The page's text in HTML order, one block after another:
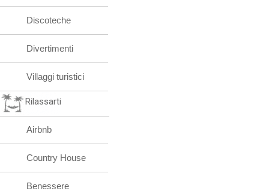
Discoteche
Divertimenti
Villaggi turistici
Rilassarti
Airbnb
Country House
Benessere